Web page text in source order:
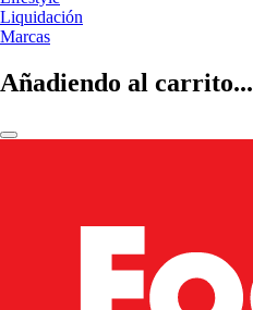
Liquidación
Marcas
Añadiendo al carrito...